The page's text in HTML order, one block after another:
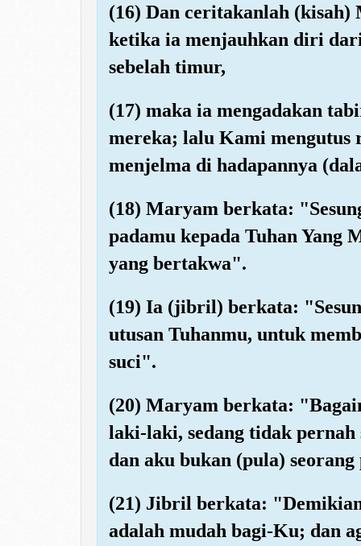
(16) Dan ceritakanlah
ketika ia menjauhkan diri
sebelah timur,
(17) maka ia mengadakan
mereka; lalu Kami mengutus
menjelma di hadapannya
(18) Maryam berkata:
padamu kepada Tuhan Yang
yang bertakwa".
(19) Ia (jibril) berkata:
utusan Tuhanmu, untuk
suci".
(20) Maryam berkata:
laki-laki, sedang tidak pernah
dan aku bukan (pula)
(21) Jibril berkata:
adalah mudah bagi-Ku; dan